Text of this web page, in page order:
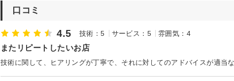
口コミ
4.5 技術：5 サービス：5 雰囲気：4
またリピートしたいお店
技術に関して、ヒアリングが丁寧で、それに対してのアドバイスが適当な